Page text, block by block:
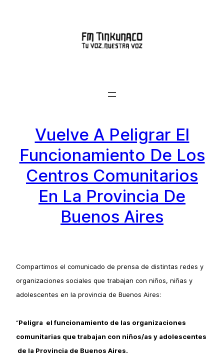
Vuelve A Peligrar El
Funcionamiento De Los
Centros Comunitarios
En La Provincia De
Buenos Aires
Compartimos el comunicado de prensa de distintas redes y
organizaciones sociales que trabajan con niños, niñas y
adolescentes en la provincia de Buenos Aires:
“Peligra el funcionamiento de las organizaciones
comunitarias que trabajan con niños/as y adolescentes
de la Provincia de Buenos Aires.